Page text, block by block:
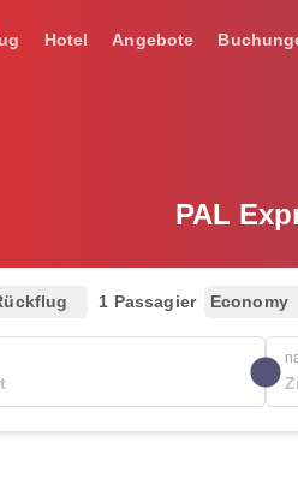
Hotel Angebote
PAL
1 Passagier Economy